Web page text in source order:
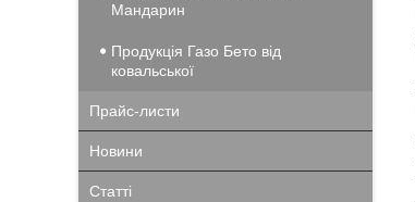
Мандарин
Продукція Газо Бето від
ковальської
Прайс-листи
Новини
Статті